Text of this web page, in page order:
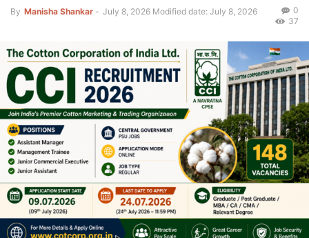
By Manisha Shankar - July 8, 2026 Modified date: July 8, 2026
0
37